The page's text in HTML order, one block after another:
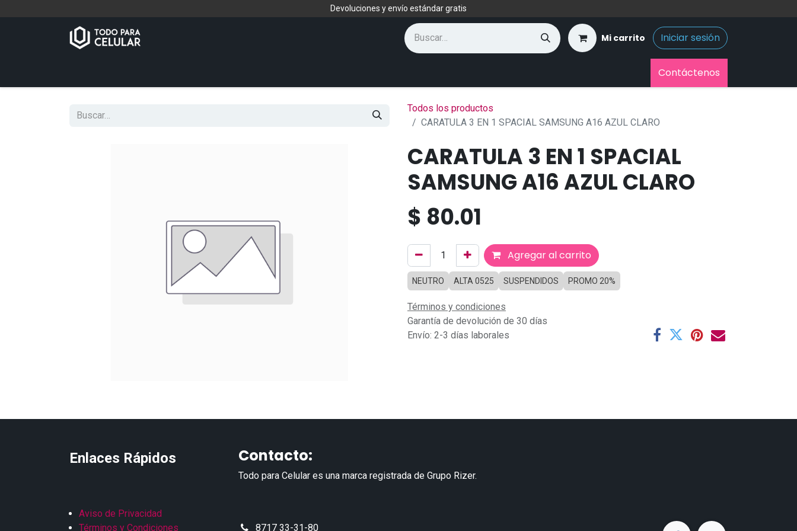
Devoluciones y envío estándar gratis
Mi carrito Iniciar sesión
Contáctenos
Todos los productos
CARATULA 3 EN 1 SPACIAL SAMSUNG A16 AZUL CLARO
CARATULA 3 EN 1 SPACIAL
SAMSUNG A16 AZUL CLARO
$ 80.01
Agregar al carrito
NEUTRO ALTA 0525 SUSPENDIDOS PROMO 20%
Términos y condiciones
Garantía de devolución de 30 días
Envío: 2-3 días laborales
Enlaces Rápidos Contacto:
Todo para Celular es una marca registrada de Grupo Rizer.
Aviso de Privacidad
Términos y Condiciones
8717 33-31-80